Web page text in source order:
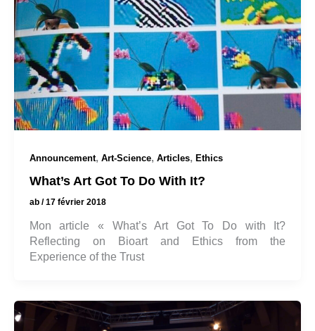
Announcement, Art-Science, Articles, Ethics
What’s Art Got To Do With It?
ab /17 février 2018
Mon article « What’s Art Got To Do with It?
Reflecting on Bioart and Ethics from the
Experience of the Trust